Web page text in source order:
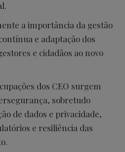
a importância da gestão
e adaptação dos
e cidadãos ao novo
dos CEO surgem
sobretudo
de dados e privacidade,
e resiliência das